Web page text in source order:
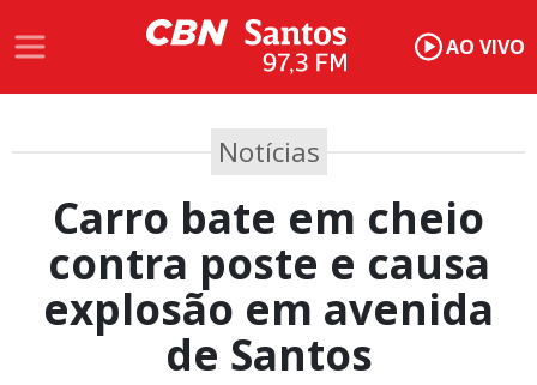
AO VIVO
Notícias
Carro bate em cheio
contra poste e causa
explosão em avenida
de Santos